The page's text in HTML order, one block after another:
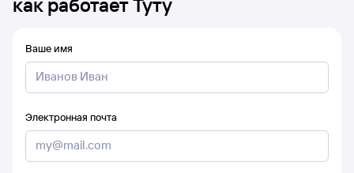
как работает Туту
Ваше имя
Электронная почта